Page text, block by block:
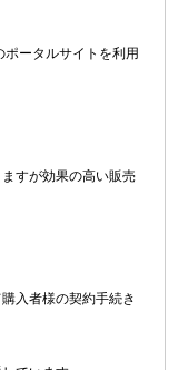
ータルサイトを利用
すが効果の高い販売
入者様の契約手続き